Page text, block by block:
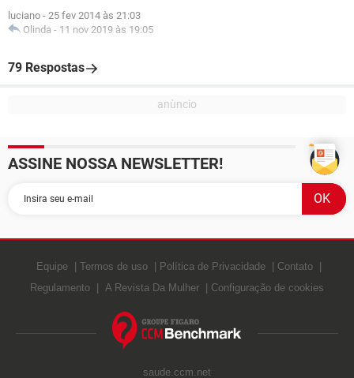
luciano - 25 fev 2014 às 21:03
Olinda - 11 nov 2019 às 19:05
79 Respostas
ASSINE NOSSA NEWSLETTER!
Equipe Termos de uso Política de Privacidade
Contato
Regulamento
A Revista Da Mulher Configuração de cookies
saude.ccm.net